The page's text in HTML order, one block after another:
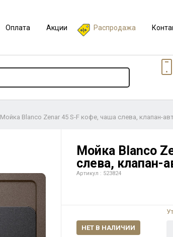
Оплата Акции Распродажа
Мойка Blanco Zenar 45 S-F кофе, чаша слева, клапан-
Мойка Blanco
слева, клапан-
Артикул : 523824
НЕТ В НАЛИЧИИ